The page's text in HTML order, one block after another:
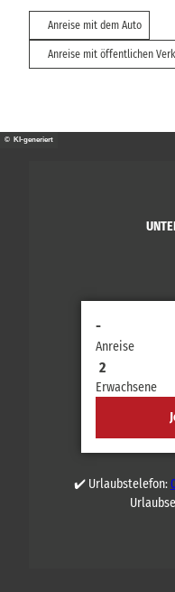
Anreise mit dem Auto
Anreise mit öffentlichen
© KI-generiert
Anreise
-
Erwachsene
✔️ Urlaubstelefon: